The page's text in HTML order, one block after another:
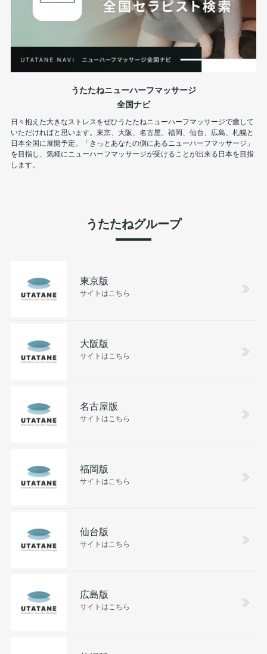
うたたねニューハーフマッサージ
全国ナビ
日々抱えた大きなストレスをぜひうたたねニューハーフマッサージで癒して
いただければと思います。東京、大阪、名古屋、福岡、仙台、広島、札幌と
日本全国に展開予定。「きっとあなたの側にあるニューハーフマッサージ」
を目指し、気軽にニューハーフマッサージが受けることが出来る日本を目指
します。
うたたねグループ
東京版
サイトはこちら
大阪版
サイトはこちら
名古屋版
サイトはこちら
福岡版
サイトはこちら
仙台版
サイトはこちら
広島版
サイトはこちら